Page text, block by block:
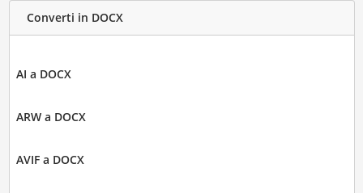
Converti in DOCX
AI a DOCX
ARW a DOCX
AVIF a DOCX